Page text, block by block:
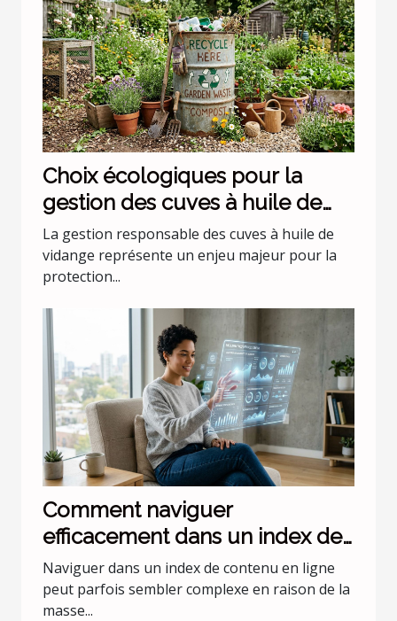
Choix écologiques pour la
gestion des cuves à huile de
vidange
La gestion responsable des cuves à huile de
vidange représente un enjeu majeur pour la
protection...
Comment naviguer
efficacement dans un index de
contenu en ligne ?
Naviguer dans un index de contenu en ligne
peut parfois sembler complexe en raison de la
masse...